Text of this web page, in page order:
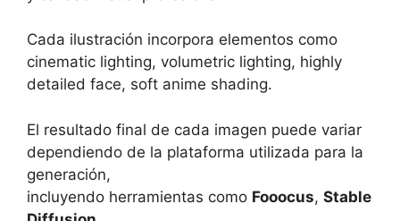
Cada ilustración incorpora elementos como
cinematic lighting, volumetric lighting, highly
detailed face, soft anime shading.
El resultado final de cada imagen puede variar
dependiendo de la plataforma utilizada para la
generación,
incluyendo herramientas como Fooocus, Stable